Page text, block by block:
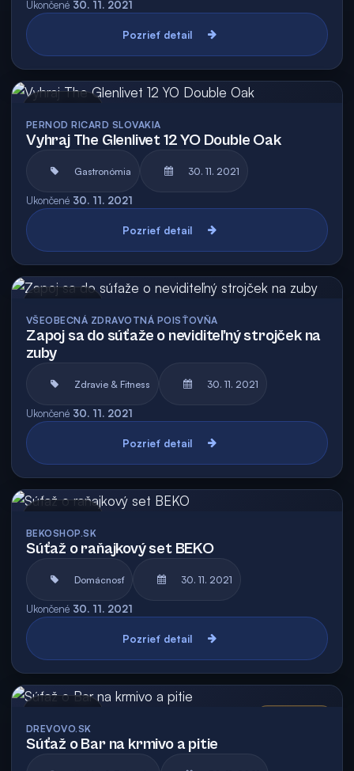
Ukončené 30. 11. 2021
Pozrieť detail
PERNOD RICARD SLOVAKIA
Vyhraj The Glenlivet 12 YO Double Oak
Gastronómia 30. 11. 2021
Ukončené 30. 11. 2021
Pozrieť detail
VŠEOBECNÁ ZDRAVOTNÁ POISŤOVŇA
Zapoj sa do súťaže o neviditeľný strojček na
zuby
Zdravie & Fitness 30. 11. 2021
Ukončené 30. 11. 2021
Pozrieť detail
BEKOSHOP.SK
Súťaž o raňajkový set BEKO
Domácnosť 30. 11. 2021
Ukončené 30. 11. 2021
Pozrieť detail
DREVOVO.SK
Súťaž o Bar na krmivo a pitie